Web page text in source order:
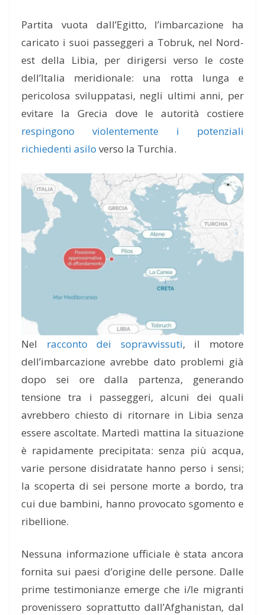
Partita vuota dall’Egitto, l’imbarcazione ha
caricato i suoi passeggeri a Tobruk, nel Nord-
est della Libia, per dirigersi verso le coste
dell’Italia meridionale: una rotta lunga e
pericolosa sviluppatasi, negli ultimi anni, per
evitare la Grecia dove le autorità costiere
respingono violentemente i potenziali
richiedenti asilo verso la Turchia.
Nel racconto dei sopravvissuti, il motore
dell’imbarcazione avrebbe dato problemi già
dopo sei ore dalla partenza, generando
tensione tra i passeggeri, alcuni dei quali
avrebbero chiesto di ritornare in Libia senza
essere ascoltate. Martedì mattina la situazione
è rapidamente precipitata: senza più acqua,
varie persone disidratate hanno perso i sensi;
la scoperta di sei persone morte a bordo, tra
cui due bambini, hanno provocato sgomento e
ribellione.
Nessuna informazione ufficiale è stata ancora
fornita sui paesi d’origine delle persone. Dalle
prime testimonianze emerge che i/le migranti
provenissero soprattutto dall’Afghanistan, dal